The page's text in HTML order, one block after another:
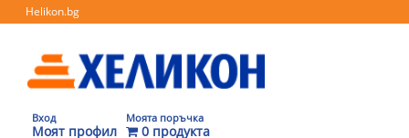
Helikon.bg
Вход
Моят профил
Моята поръчка
0 продукта